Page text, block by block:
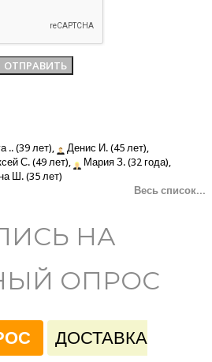
.. (39 лет),
Денис И. (45 лет),
С. (49 лет),
Мария З. (32 года),
Ш. (35 лет)
Весь список...
НА
ОПРОС
ДОСТАВКА